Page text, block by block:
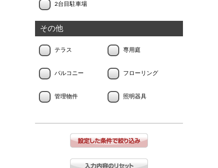
2台目駐車場
その他
テラス 専用庭
バルコニー フローリング
管理物件 照明器具